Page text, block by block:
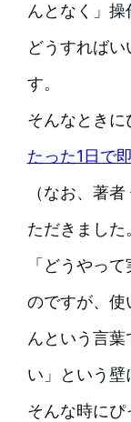
んとなく」
どうすれば
す。
そんなときに
たった1日で
（なお、著
ただきました
「どうやっ
のですが、使
んという言
い」という壁
そんな時にぴ